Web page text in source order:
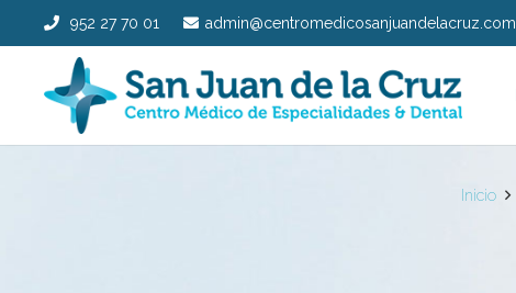
952 27 70 01 admin@centromedicosanjuandelacruz.com
Inicio